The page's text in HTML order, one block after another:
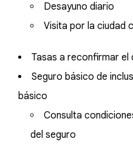
Desayuno diario
Visita por la ciudad
Tasas a reconfirmar el
Seguro básico de
básico
Consulta
del seguro